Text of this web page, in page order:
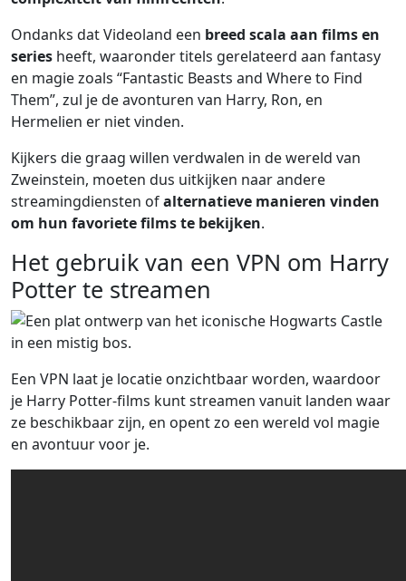
Ondanks dat Videoland een breed scala aan films en
series heeft, waaronder titels gerelateerd aan fantasy
en magie zoals “Fantastic Beasts and Where to Find
Them”, zul je de avonturen van Harry, Ron, en
Hermelien er niet vinden.
Kijkers die graag willen verdwalen in de wereld van
Zweinstein, moeten dus uitkijken naar andere
streamingdiensten ofalternatieve manieren vinden
om hun favoriete films te bekijken.
Het gebruik van een VPN om Harry
Potter te streamen
Een VPN laat je locatie onzichtbaar worden, waardoor
je Harry Potter-films kunt streamen vanuit landen waar
ze beschikbaar zijn, en opent zo een wereld vol magie
en avontuur voor je.